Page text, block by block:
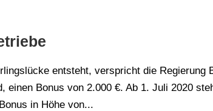
entsteht, verspricht die Regierung
Bonus von 2.000 €. Ab 1. Juli 2020
in Höhe von...